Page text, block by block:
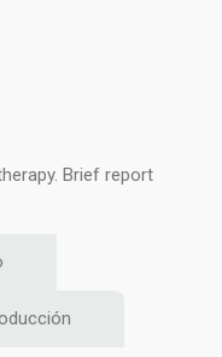
Brief report